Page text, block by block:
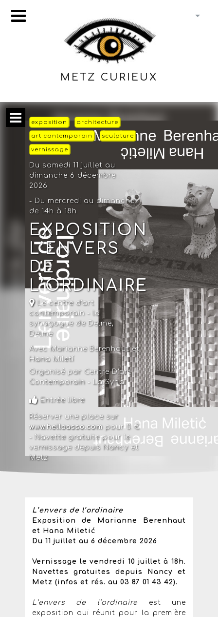
METZ CURIEUX
exposition architecture
art contemporain sculpture
vernissage
Du samedi 11 juillet au
dimanche 6 décembre
2026
- Du mercredi au dimanche
de 14h à 18h
EXPOSITION
L’ENVERS
DE
L’ORDINAIRE
Le centre d'art
contemporain - la
synagogue de Delme,
Delme
Avec Marianne Berenhaut et
Hana Miletí
Organisé par Centre D'art
Contemporain - La Syna
Entrée libre
Réserver une place sur
www.helloasso.compour 0 €
- Navette gratuite pour le
vernissage depuis Nancy et
Metz
L’envers de l’ordinaire
Exposition de Marianne Berenhaut
et Hana Miletić
Du 11 juillet au 6 décembre 2026
Vernissage le vendredi 10 juillet à 18h.
Navettes gratuites depuis Nancy et
Metz (infos et rés. au 03 87 01 43 42).
L’envers de l’ordinaire est une
exposition qui réunit pour la première